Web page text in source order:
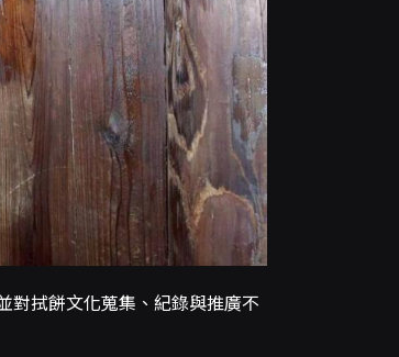
拭餅文化蒐集、紀錄與推廣不